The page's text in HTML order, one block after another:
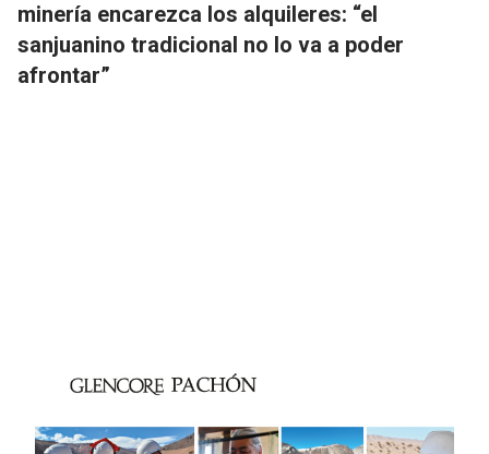
minería encarezca los alquileres: “el
sanjuanino tradicional no lo va a poder
afrontar”